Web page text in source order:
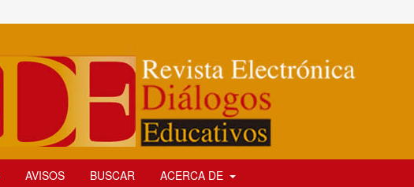
AVISOS BUSCAR ACERCA DE